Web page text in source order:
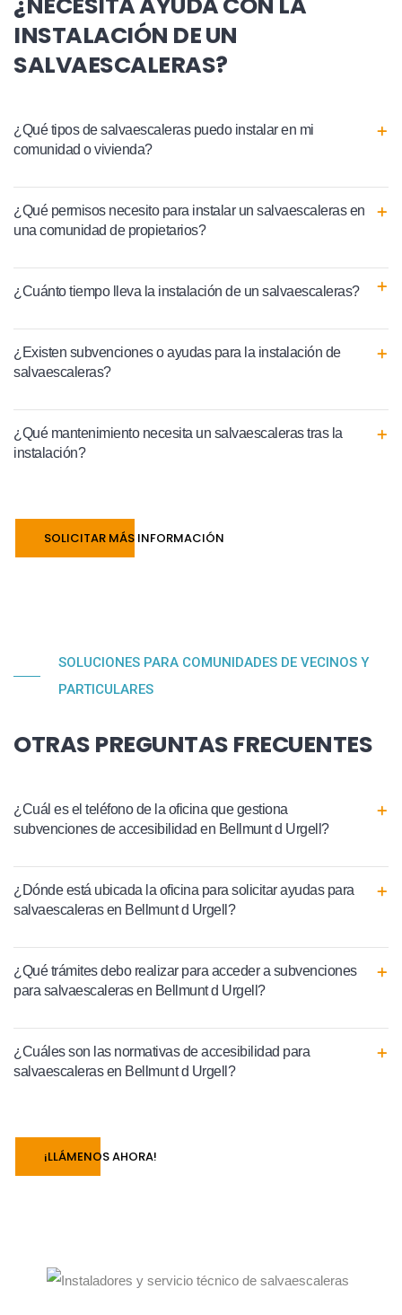
INSTALACIÓN DE UN
SALVAESCALERAS?
¿Qué tipos de salvaescaleras puedo instalar en mi
comunidad o vivienda?
¿Qué permisos necesito para instalar un salvaescaleras en
una comunidad de propietarios?
¿Cuánto tiempo lleva la instalación de un salvaescaleras?
¿Existen subvenciones o ayudas para la instalación de
salvaescaleras?
¿Qué mantenimiento necesita un salvaescaleras tras la
instalación?
SOLICITAR MÁS INFORMACIÓN
SOLUCIONES PARA COMUNIDADES DE VECINOS Y
PARTICULARES
OTRAS PREGUNTAS FRECUENTES
¿Cuál es el teléfono de la oficina que gestiona
subvenciones de accesibilidad en Bellmunt d Urgell?
¿Dónde está ubicada la oficina para solicitar ayudas para
salvaescaleras en Bellmunt d Urgell?
¿Qué trámites debo realizar para acceder a subvenciones
para salvaescaleras en Bellmunt d Urgell?
¿Cuáles son las normativas de accesibilidad para
salvaescaleras en Bellmunt d Urgell?
¡LLÁMENOS AHORA!